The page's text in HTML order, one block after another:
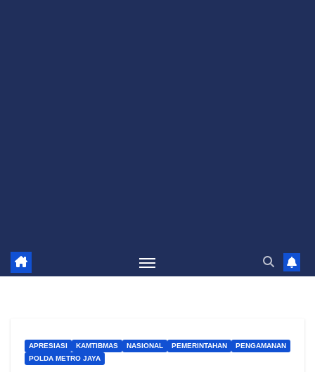
APRESIASI KAMTIBMAS NASIONAL PEMERINTAHAN
PENGAMANAN
POLDA METRO JAYA